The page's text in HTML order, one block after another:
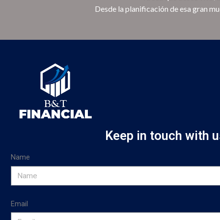
Desde la planificación de esa gran
Keep in touch with
Name
Email